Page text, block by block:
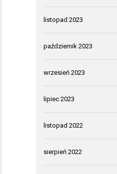
listopad 2023
październik 2023
wrzesień 2023
lipiec 2023
listopad 2022
sierpień 2022